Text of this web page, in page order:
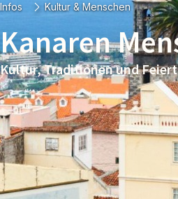
Infos Kultur & Menschen
Kanaren
Kultur, Traditionen und